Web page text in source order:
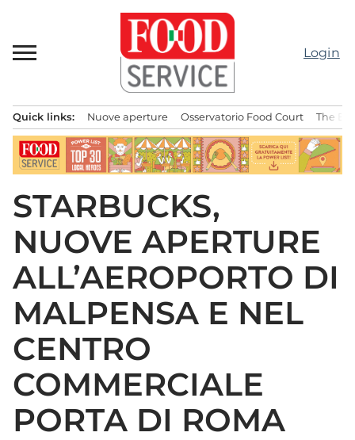
contenuto
Login
principale
Quick links: Nuove aperture Osservatorio Food Court The
STARBUCKS,
NUOVE APERTURE
ALL’AEROPORTO DI
MALPENSA E NEL
CENTRO
COMMERCIALE
PORTA DI ROMA